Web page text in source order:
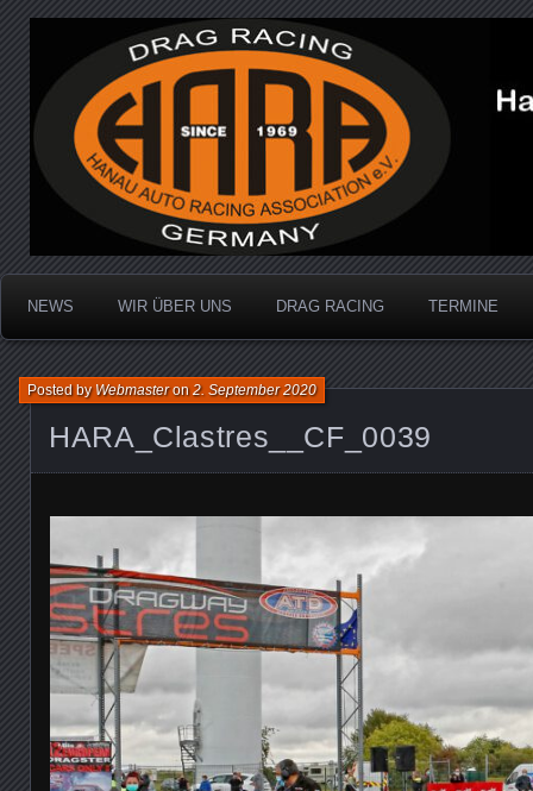
Hanau Auto Racing
Dragracing auf der 1/4 Meile
NEWS WIR ÜBER UNS DRAG RACING TERMINE
HARA_Clastres__CF_0039
Posted byWebmasteron2. September 2020